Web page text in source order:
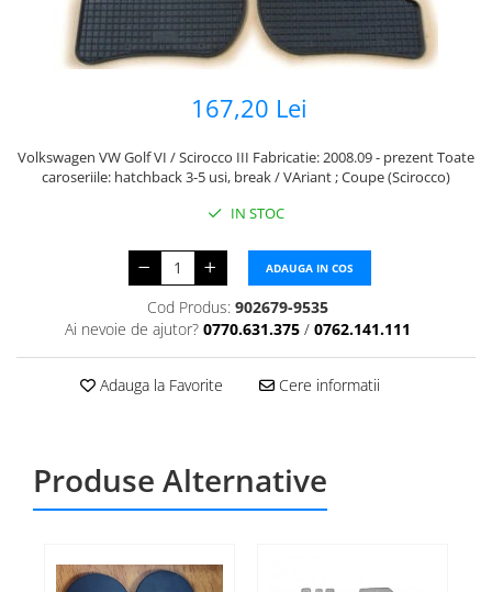
167,20 Lei
Volkswagen VW Golf VI / Scirocco III Fabricatie: 2008.09 - prezent Toate
caroseriile: hatchback 3-5 usi, break / VAriant ; Coupe (Scirocco)
IN STOC
ADAUGA IN COS
Cod Produs: 902679-9535
Ai nevoie de ajutor? 0770.631.375 / 0762.141.111
Adauga la Favorite Cere informatii
Produse Alternative